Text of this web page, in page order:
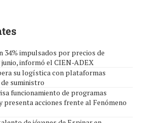
34% impulsados por precios de
informó el CIEN-ADEX
su logística con plataformas
de suministro
funcionamiento de programas
presenta acciones frente al Fenómeno